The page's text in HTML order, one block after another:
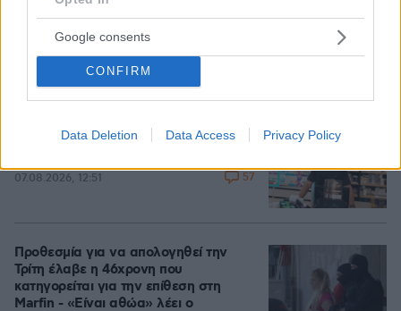
Google consents
CONFIRM
Data Deletion Data Access Privacy Policy
σύγκρουσης
07.08.2026, 09:58
«Δεν θα με κυριεύσει ο φόβος»: Ο
ξανά το κατάστημά του μετά τις
07.08.2026, 12:51 57
Προθεσμία για να απολογηθεί την
Τρίτη έλαβε η 46χρονη που
κατηγορείται για την επίθεση στη
Marfin - «Είναι αθώα» λέει ο